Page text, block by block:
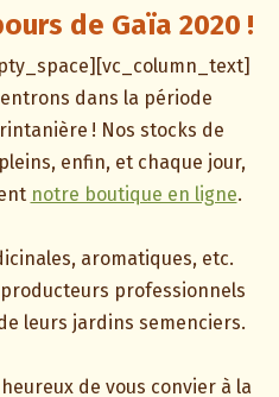
de Gaïa 2020 !
dans la période
! Nos stocks de
enfin, et chaque jour,
notre boutique en ligne.
aromatiques, etc.
professionnels
leurs jardins semenciers.
de vous convier à la